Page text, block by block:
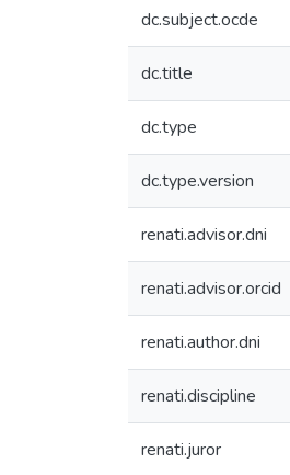
dc.subject.ocde
dc.title
dc.type
dc.type.version
renati.advisor.dni
renati.advisor.orcid
renati.author.dni
renati.discipline
renati.juror